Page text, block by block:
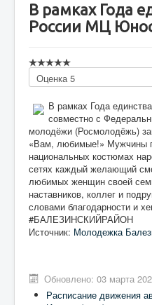
В рамках Года
России МЦ
Пожалуйста,
оцените
В рамках Года
совместно с
молодёжи (Росмолодёжь)
«Вам, любимые!» Мужчины
национальных костюмах
сетях каждый желающий
любимых женщин своей
наставников, коллег и
словами благодарности
#БАЛЕЗИНСКИЙРАЙОН
Источник: Молодежка
Обновлено: 03 марта
Расписание движения